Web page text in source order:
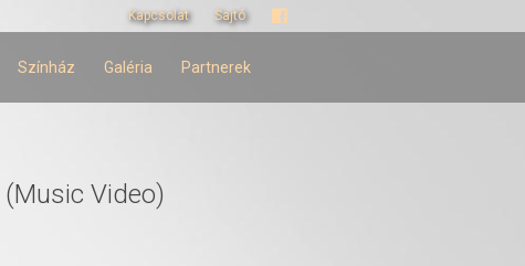
Kapcsolat Sajtó
Színház Galéria Partnerek
(Music Video)